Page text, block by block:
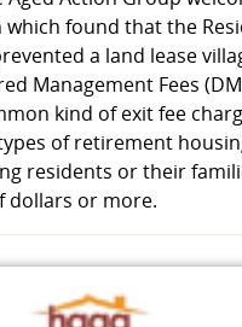
which found that the
a land lease
Management Fees
kind of exit fee
of retirement
residents or their
dollars or more.